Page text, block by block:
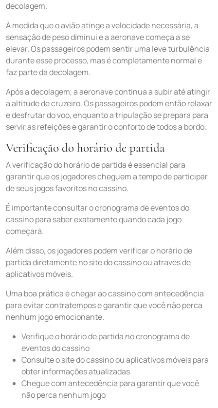
decolagem.
À medida que o avião atinge a velocidade necessária, a
sensação de peso diminui e a aeronave começa a se
elevar. Os passageiros podem sentir uma leve turbulência
durante esse processo, mas é completamente normal e
faz parte da decolagem.
Após a decolagem, a aeronave continua a subir até atingir
a altitude de cruzeiro. Os passageiros podem então relaxar
e desfrutar do voo, enquanto a tripulação se prepara para
servir as refeições e garantir o conforto de todos a bordo.
Verificação do horário de partida
A verificação do horário de partida é essencial para
garantir que os jogadores cheguem a tempo de participar
de seus jogos favoritos no cassino.
É importante consultar o cronograma de eventos do
cassino para saber exatamente quando cada jogo
começará.
Além disso, os jogadores podem verificar o horário de
partida diretamente no site do cassino ou através de
aplicativos móveis.
Uma boa prática é chegar ao cassino com antecedência
para evitar contratempos e garantir que você não perca
nenhum jogo emocionante.
Verifique o horário de partida no cronograma de
eventos do cassino
Consulte o site do cassino ou aplicativos móveis para
obter informações atualizadas
Chegue com antecedência para garantir que você
não perca nenhum jogo